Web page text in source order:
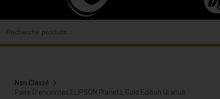
Non Classé
Paire D’enceintes ELIPSON Planet L Gold Edition Uranus